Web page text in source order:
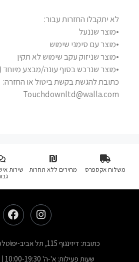
לא יתקבלו החזרות עבור:
•מוצר שננעל
•מוצר עם סימני שימוש
•מוצר שניזוק עקב שימוש לא תקין
•מוצר שנרכש בסוף עונה/מבצע מיוחד
כתובת להגשת בקשת ביטול או החזרה:
Touchdownltd@walla.com
משלוח אקספרס מחירים ללא תחרות שירות אישי
גבוהה
כתובת: דיזינגוף 115, תל אביב-יפו
טלפון: 03-
שעות פעילות: א'-ה' 10:00-19:30 | ו' 10:00-15:00